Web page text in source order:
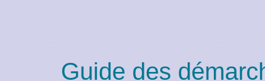
Guide des